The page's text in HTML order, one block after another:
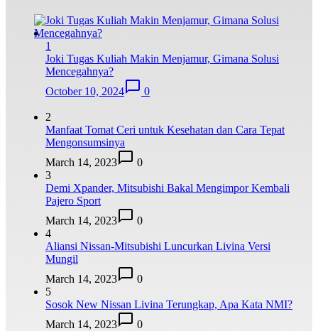
1
Joki Tugas Kuliah Makin Menjamur, Gimana Solusi
Mencegahnya?
October 10, 2024
0
2
Manfaat Tomat Ceri untuk Kesehatan dan Cara Tepat
Mengonsumsinya
March 14, 2023
0
3
Demi Xpander, Mitsubishi Bakal Mengimpor Kembali
Pajero Sport
March 14, 2023
0
4
Aliansi Nissan-Mitsubishi Luncurkan Livina Versi
Mungil
March 14, 2023
0
5
Sosok New Nissan Livina Terungkap, Apa Kata NMI?
March 14, 2023
0